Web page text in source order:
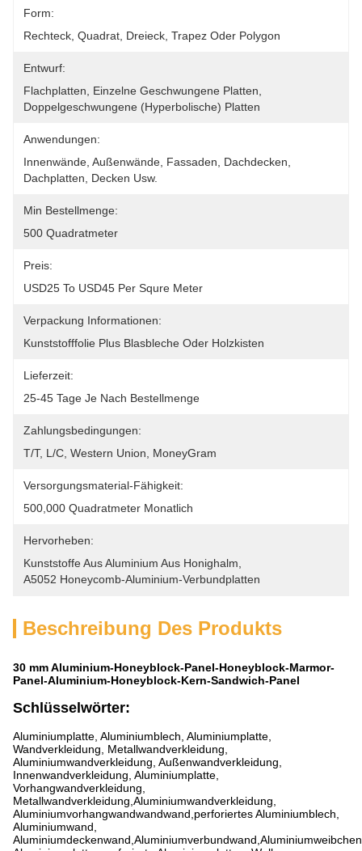
Form:
Rechteck, Quadrat, Dreieck, Trapez Oder Polygon
Entwurf:
Flachplatten, Einzelne Geschwungene Platten,
Doppelgeschwungene (hyperbolische) Platten
Anwendungen:
Innenwände, Außenwände, Fassaden, Dachdecken,
Dachplatten, Decken Usw.
Min Bestellmenge:
500 Quadratmeter
Preis:
USD25 To USD45 Per Squre Meter
Verpackung Informationen:
Kunststofffolie Plus Blasbleche Oder Holzkisten
Lieferzeit:
25-45 Tage Je Nach Bestellmenge
Zahlungsbedingungen:
T/T, L/C, Western Union, MoneyGram
Versorgungsmaterial-Fähigkeit:
500,000 Quadratmeter Monatlich
Hervorheben:
Kunststoffe Aus Aluminium Aus Honighalm
A5052 Honeycomb-Aluminium-Verbundplatten
Beschreibung Des Produkts
30 mm Aluminium-Honeyblock-Panel-Honeyblock-Marmor-
Panel-Aluminium-Honeyblock-Kern-Sandwich-Panel
Schlüsselwörter:
Aluminiumplatte, Aluminiumblech, Aluminiumplatte,
Wandverkleidung, Metallwandverkleidung,
Aluminiumwandverkleidung, Außenwandverkleidung,
Innenwandverkleidung, Aluminiumplatte,
Vorhangwandverkleidung,
Metallwandverkleidung,Aluminiumwandverkleidung,
Aluminiumvorhangwandwandwand,perforiertes Aluminiumblech,
Aluminiumwand,